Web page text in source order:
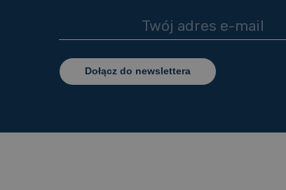
Dołącz do newslettera